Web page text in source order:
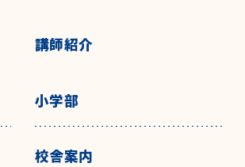
講師紹介
小学部
校舎案内